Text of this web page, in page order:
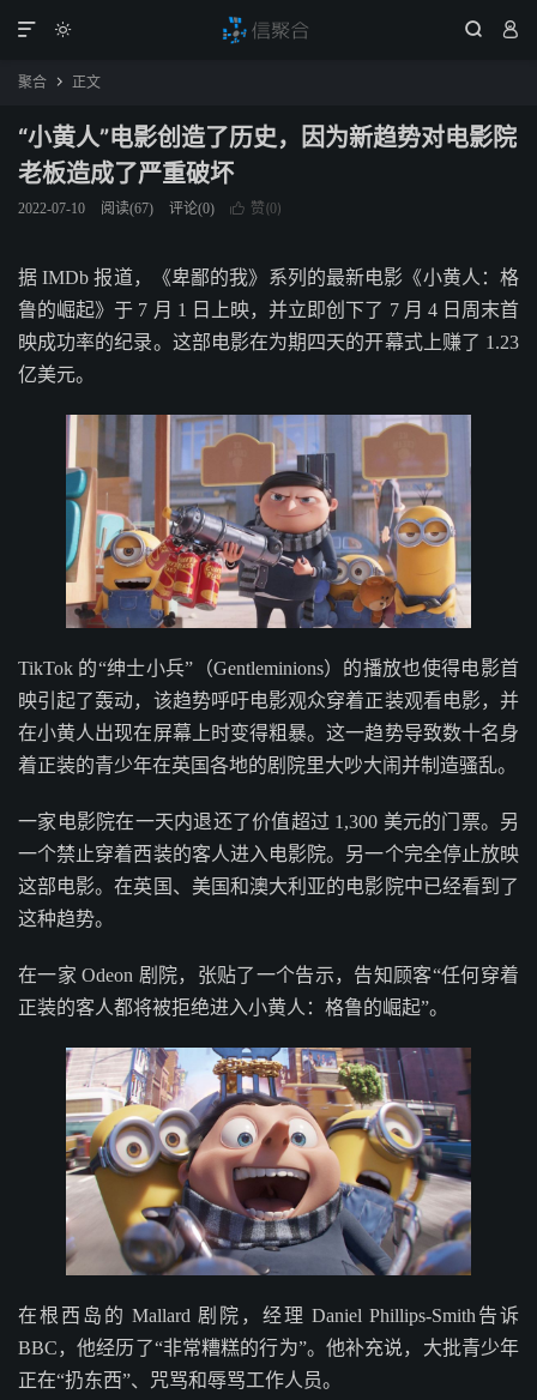
  

聚合  正文
“小黄人”电影创造了历史，因为新趋势对电影院
老板造成了严重破坏
2022-07-10 阅读(67) 评论(0)  赞(0)
据 IMDb 报道，《卑鄙的我》系列的最新电影《小黄人：格
鲁的崛起》于 7 月 1 日上映，并立即创下了 7 月 4 日周末首
映成功率的纪录。这部电影在为期四天的开幕式上赚了 1.23
亿美元。
TikTok 的“绅士小兵”（Gentleminions）的播放也使得电影首
映引起了轰动，该趋势呼吁电影观众穿着正装观看电影，并
在小黄人出现在屏幕上时变得粗暴。这一趋势导致数十名身
着正装的青少年在英国各地的剧院里大吵大闹并制造骚乱。
一家电影院在一天内退还了价值超过 1,300 美元的门票。另
一个禁止穿着西装的客人进入电影院。另一个完全停止放映
这部电影。在英国、美国和澳大利亚的电影院中已经看到了
这种趋势。
在一家 Odeon 剧院，张贴了一个告示，告知顾客“任何穿着
正装的客人都将被拒绝进入小黄人：格鲁的崛起”。
在根西岛的 Mallard 剧院，经理 Daniel Phillips-Smith告诉
BBC，他经历了“非常糟糕的行为”。他补充说，大批青少年
正在“扔东西”、咒骂和辱骂工作人员。